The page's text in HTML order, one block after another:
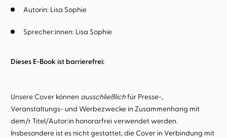
Autorin: Lisa Sophie
Sprecher:innen: Lisa Sophie
Dieses E-Book ist barrierefrei:
Unsere Cover können ausschließlichfür Presse-,
Veranstaltungs- und Werbezwecke in Zusammenhang mit
dem/r Titel/Autor:in honorarfrei verwendet werden.
Insbesondere ist es nicht gestattet, die Cover in Verbindung mit